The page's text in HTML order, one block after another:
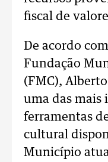
fiscal de
De acordo
Fundação
(FMC),
uma das mais
ferramentas
cultural
Município